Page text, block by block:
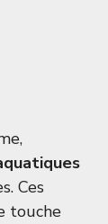
Ces
touche